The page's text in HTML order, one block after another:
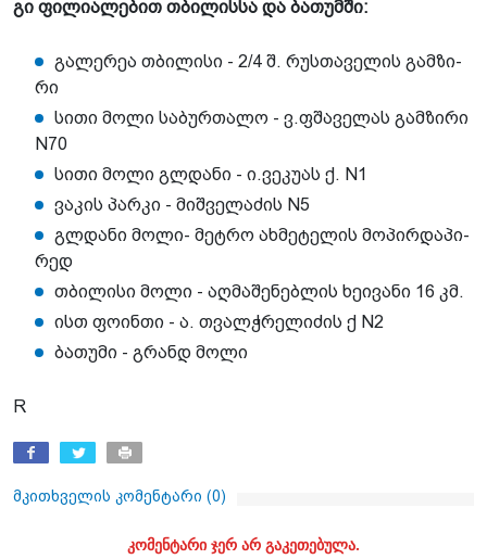
გი ფილიალებით თბილისსა და ბათუმში:
გა­ლე­რეა თბი­ლი­სი - 2/4 შ. რუს­თა­ვე­ლის გამ­ზი­
რი
სითი მოლი სა­ბურ­თა­ლო - ვ.ფშა­ვე­ლას გამ­ზი­რი
N70
სითი მოლი გლ­და­ნი - ი.ვე­კუ­ას ქ. N1
ვა­კის პარ­კი - მიშ­ვე­ლა­ძის N5
გლ­და­ნი მოლი- მეტ­რო ახ­მე­ტე­ლის მო­პირ­და­პი­
რედ
თბი­ლი­სი მოლი - აღ­მა­შე­ნებ­ლის ხე­ი­ვა­ნი 16 კმ.
ისთ ფო­ინ­თი - ა. თვა­ლჭ­რე­ლი­ძის ქ N2
ბა­თუ­მი - გრანდ მოლი
R
მკითხველის კომენტარი (0)
კომენტარი ჯერ არ გაკეთებულა.